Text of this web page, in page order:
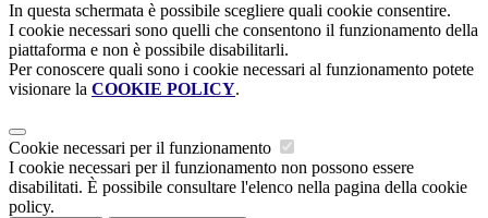
In questa schermata è possibile scegliere quali cookie consentire.
I cookie necessari sono quelli che consentono il funzionamento della
piattaforma e non è possibile disabilitarli.
Per conoscere quali sono i cookie necessari al funzionamento potete
visionare la COOKIE POLICY.
Cookie necessari per il funzionamento
I cookie necessari per il funzionamento non possono essere
disabilitati. È possibile consultare l'elenco nella pagina della cookie
policy.